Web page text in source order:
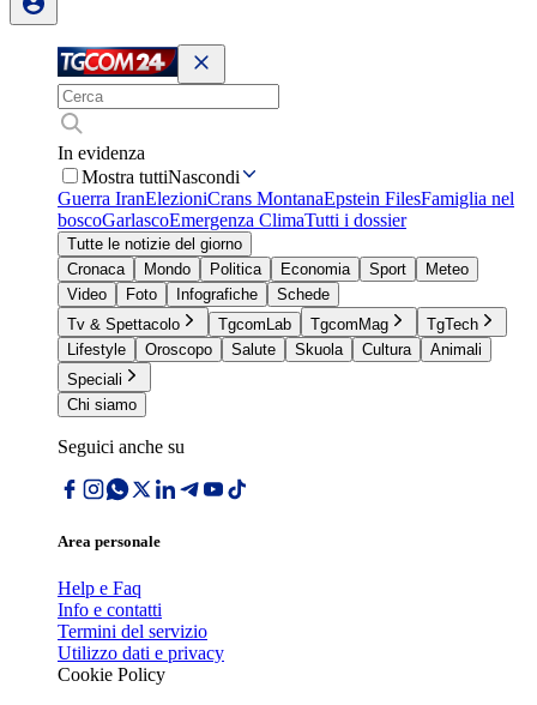
In evidenza
Mostra tuttiNascondi
Guerra IranElezioniCrans MontanaEpstein FilesFamiglia nel
boscoGarlascoEmergenza ClimaTutti i dossier
Tutte le notizie del giorno
Cronaca
Mondo Politica Economia Sport
Meteo
Video
Foto Infografiche
Schede
Tv & Spettacolo
TgcomLab TgcomMag
TgTech
Lifestyle
Oroscopo Salute Skuola Cultura
Animali
Speciali
Chi siamo
Seguici anche su
Area personale
Help e Faq
Info e contatti
Termini del servizio
Utilizzo dati e privacy
Cookie Policy